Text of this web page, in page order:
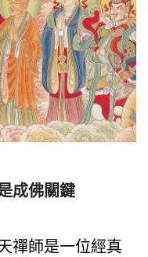
成佛關鍵
禪師是一位經真